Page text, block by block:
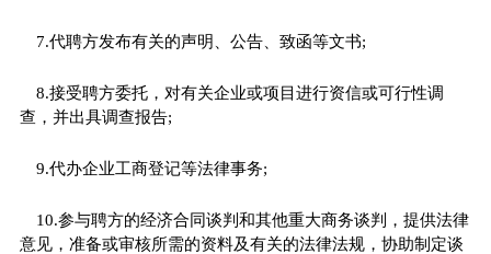
7.代聘方发布有关的声明、公告、致函等文书;
8.接受聘方委托，对有关企业或项目进行资信或可行性调
查，并出具调查报告;
9.代办企业工商登记等法律事务;
10.参与聘方的经济合同谈判和其他重大商务谈判，提供法律
意见，准备或审核所需的资料及有关的法律法规，协助制定谈